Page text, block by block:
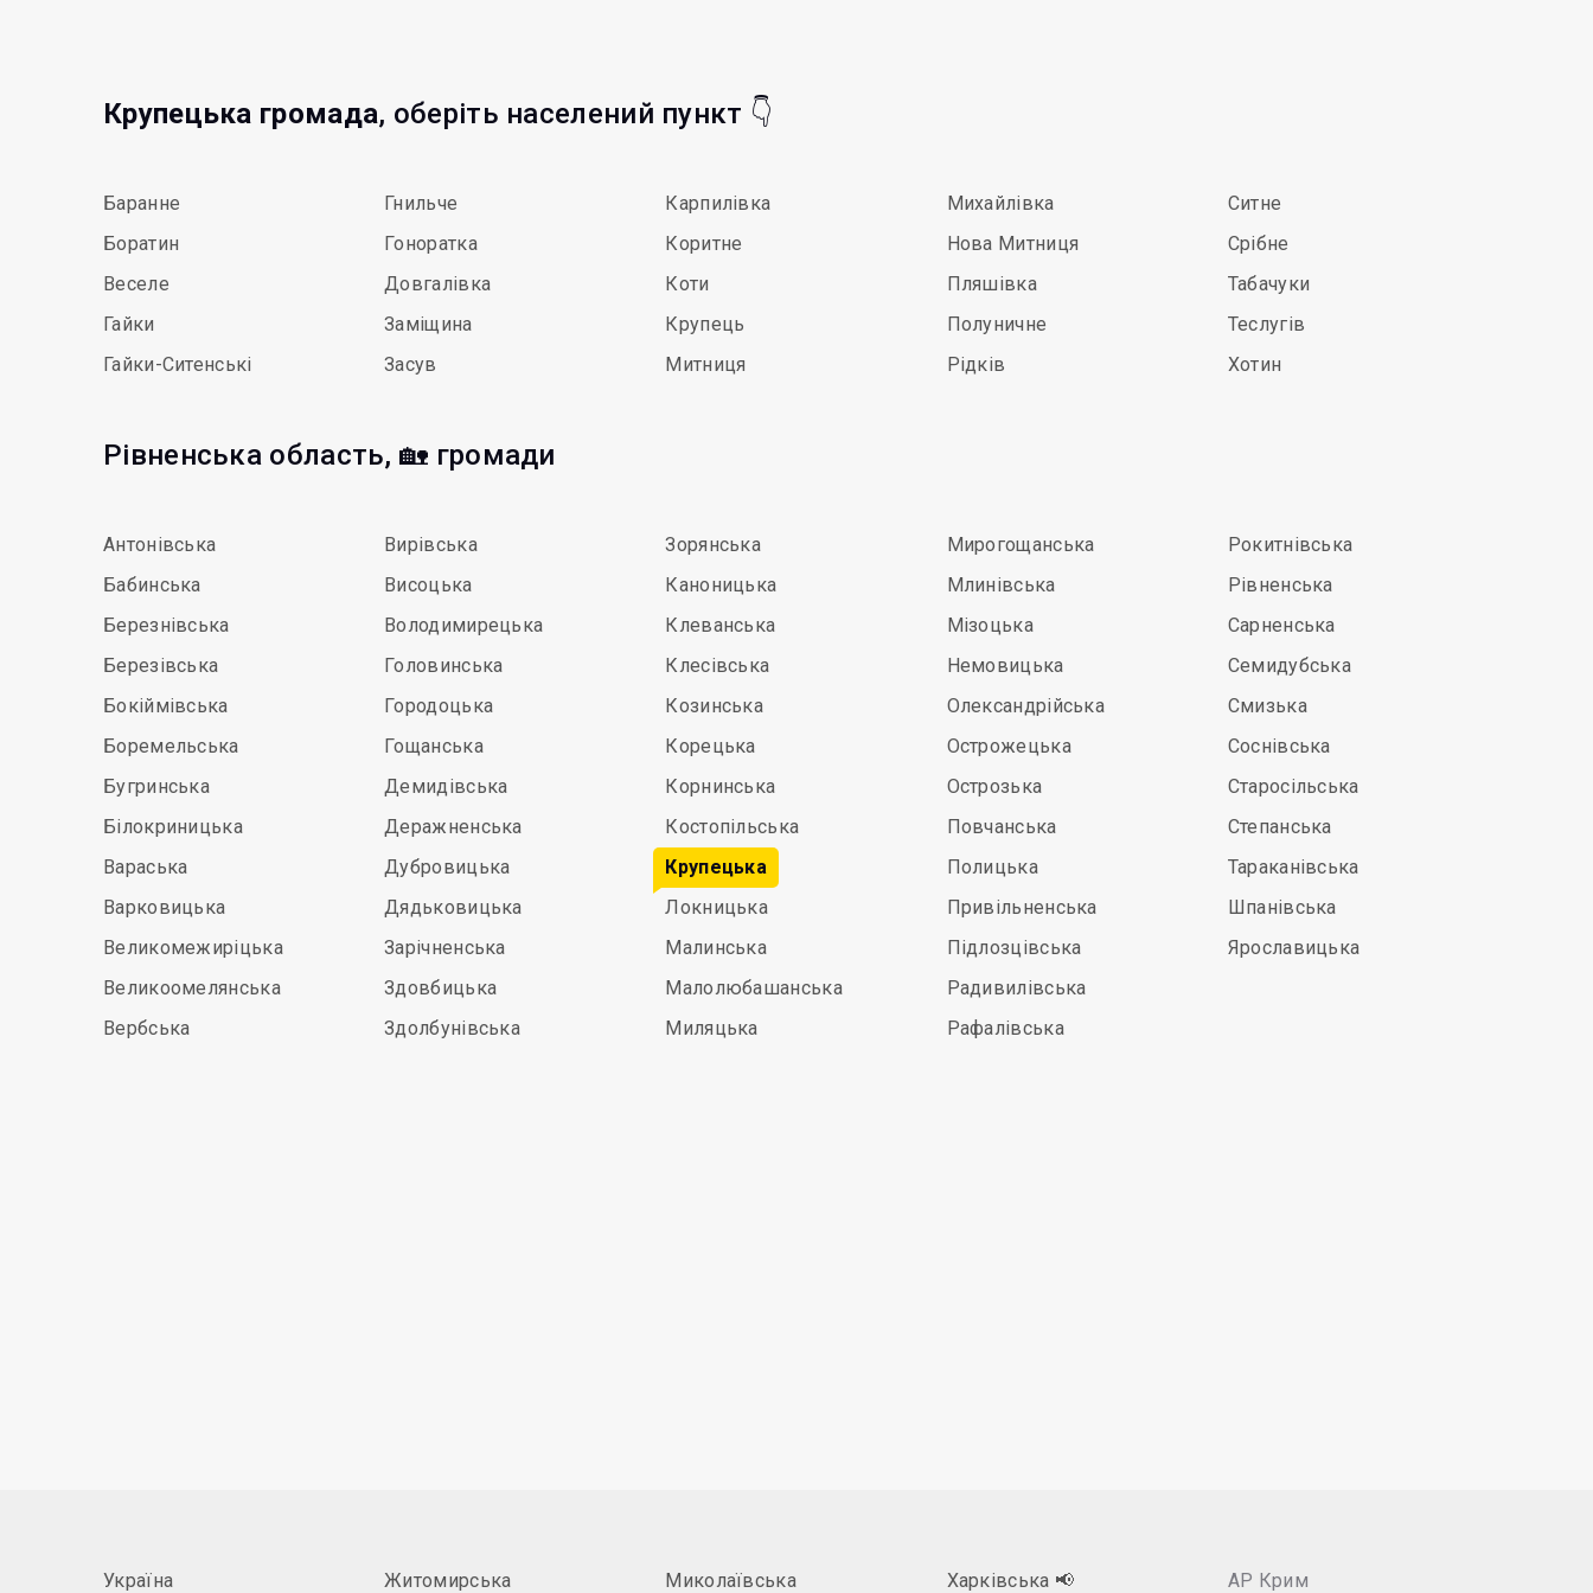
Крупецька громада, оберіть населений пункт 👇
Баранне
Боратин
Веселе
Гайки
Гайки-Ситенські
Гнильче
Гоноратка
Довгалівка
Заміщина
Засув
Карпилівка
Коритне
Коти
Крупець
Митниця
Михайлівка
Нова Митниця
Пляшівка
Полуничне
Рідків
Ситне
Срібне
Табачуки
Теслугів
Хотин
Рівненська область, 🏡 громади
Антонівська
Бабинська
Березнівська
Березівська
Бокіймівська
Боремельська
Бугринська
Білокриницька
Вараська
Варковицька
Великомежиріцька
Великоомелянська
Вербська
Вирівська
Висоцька
Володимирецька
Головинська
Городоцька
Гощанська
Демидівська
Деражненська
Дубровицька
Дядьковицька
Зарічненська
Здовбицька
Здолбунівська
Зорянська
Каноницька
Клеванська
Клесівська
Козинська
Корецька
Корнинська
Костопільська
Крупецька
Локницька
Малинська
Малолюбашанська
Миляцька
Мирогощанська
Млинівська
Мізоцька
Немовицька
Олександрійська
Острожецька
Острозька
Повчанська
Полицька
Привільненська
Підлозцівська
Радивилівська
Рафалівська
Рокитнівська
Рівненська
Сарненська
Семидубська
Смизька
Соснівська
Старосільська
Степанська
Тараканівська
Шпанівська
Ярославицька
Україна Житомирська Миколаївська Харківська 📢 АР Крим